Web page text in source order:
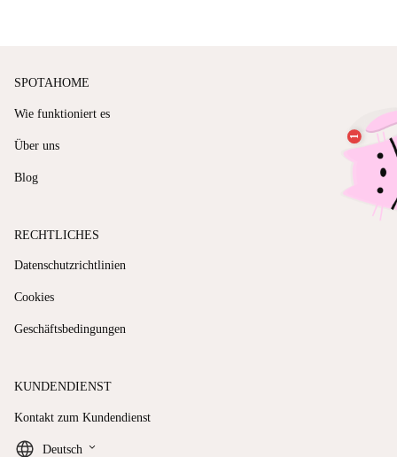
SPOTAHOME
Wie funktioniert es
Über uns
Blog
RECHTLICHES
Datenschutzrichtlinien
Cookies
Geschäftsbedingungen
KUNDENDIENST
Kontakt zum Kundendienst
Deutsch keyboard_arrow_down